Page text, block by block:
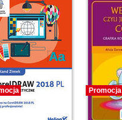
Promocja